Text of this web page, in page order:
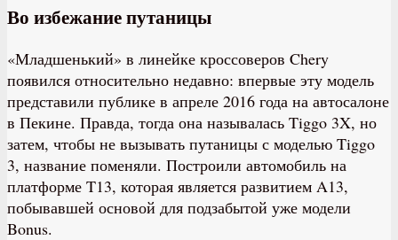
Во избежание путаницы
«Младшенький» в линейке кроссоверов Chery
появился относительно недавно: впервые эту модель
представили публике в апреле 2016 года на автосалоне
в Пекине. Правда, тогда она называлась Tiggo 3X, но
затем, чтобы не вызывать путаницы с моделью Tiggo
3, название поменяли. Построили автомобиль на
платформе T13, которая является развитием A13,
побывавшей основой для подзабытой уже модели
Bonus.